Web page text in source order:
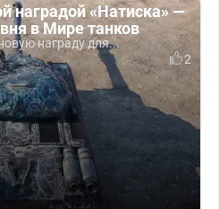
наградой «Натиска» —
в Мире танков
награду для...
2